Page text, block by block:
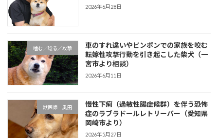
2026年6月28日
噛む／唸る／攻撃
車のすれ違いやピンポンでの家族を咬む
転嫁性攻撃行動を引き起こした柴犬（一
宮市より相談）
2026年6月11日
獣医師 奥田
慢性下痢（過敏性腸症候群）を伴う恐怖
症のラブラドールレトリーバー（愛知県
岡崎市より）
2026年5月27日